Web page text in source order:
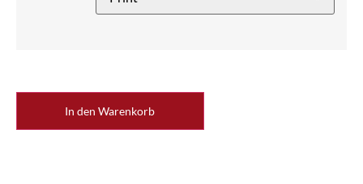
In den Warenkorb